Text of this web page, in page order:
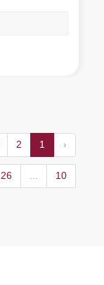
‹
1
2
10
...
26